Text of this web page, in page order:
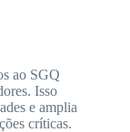
ao SGQ
Isso
e amplia
críticas.